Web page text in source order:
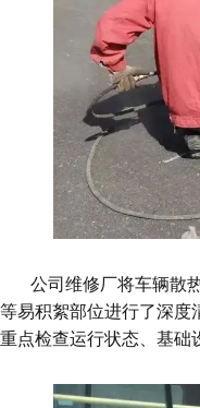
公司维修厂将车辆散
等易积絮部位进行了深度
重点检查运行状态、基础